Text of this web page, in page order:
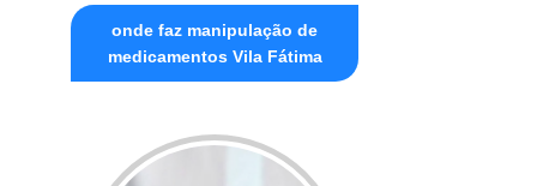
onde faz manipulação de
medicamentos Vila Fátima